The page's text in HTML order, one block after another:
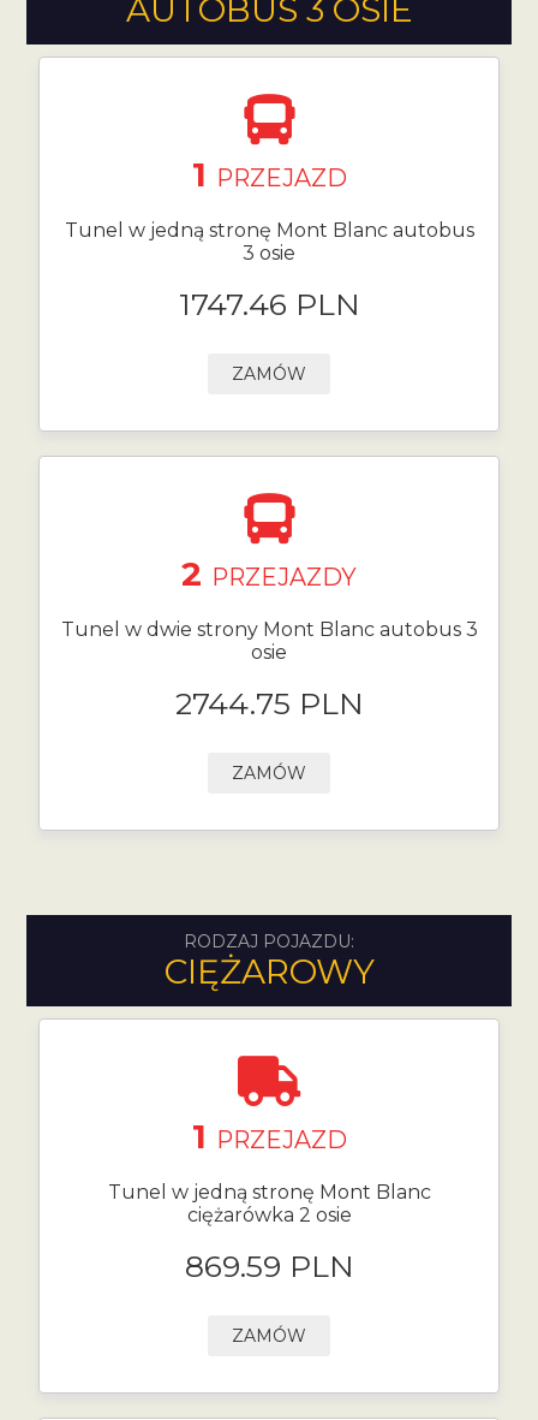
AUTOBUS 3 OSIE
1 PRZEJAZD
Tunel w jedną stronę Mont Blanc autobus
3 osie
1747.46 PLN
ZAMÓW
2 PRZEJAZDY
Tunel w dwie strony Mont Blanc autobus 3
osie
2744.75 PLN
ZAMÓW
RODZAJ POJAZDU:
CIĘŻAROWY
1 PRZEJAZD
Tunel w jedną stronę Mont Blanc
ciężarówka 2 osie
869.59 PLN
ZAMÓW